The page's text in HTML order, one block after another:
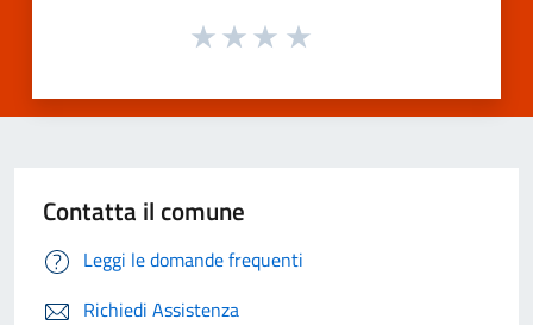
Contatta il comune
Leggi le domande frequenti
Richiedi Assistenza